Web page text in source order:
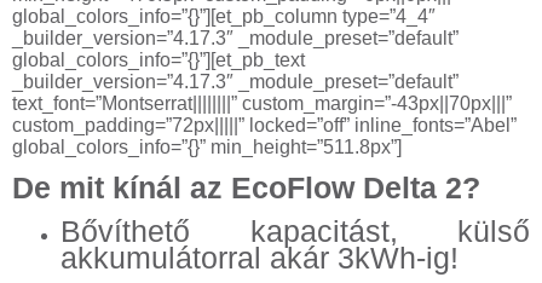
global_colors_info=”{}”][et_pb_column type=”4_4″
_builder_version=”4.17.3″ _module_preset=”default”
global_colors_info=”{}”][et_pb_text
_builder_version=”4.17.3″ _module_preset=”default”
text_font=”Montserrat||||||||” custom_margin=”-43px||70px|||”
custom_padding=”72px|||||” locked=”off” inline_fonts=”Abel”
global_colors_info=”{}” min_height=”511.8px”]
De mit kínál az EcoFlow Delta 2?
Bővíthető kapacitást, külső
akkumulátorral akár 3kWh-ig!